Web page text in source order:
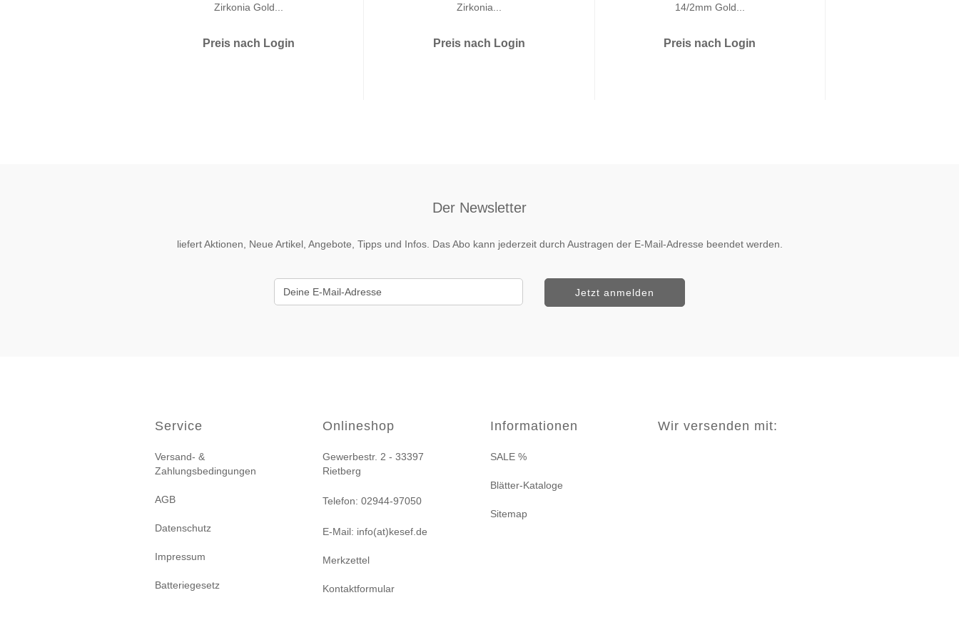
Zirkonia Gold...
Preis nach Login
Zirkonia...
Preis nach Login
14/2mm Gold...
Preis nach Login
Der Newsletter
liefert Aktionen, Neue Artikel, Angebote, Tipps und Infos. Das Abo kann jederzeit durch Austragen der E-Mail-Adresse beendet werden.
Service
Versand- &
Zahlungsbedingungen
AGB
Datenschutz
Impressum
Batteriegesetz
Onlineshop
Gewerbestr. 2 - 33397
Rietberg
Telefon: 02944-97050
E-Mail: info(at)kesef.de
Merkzettel
Kontaktformular
Informationen
SALE %
Blätter-Kataloge
Sitemap
Wir versenden mit: